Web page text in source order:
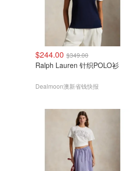
$244.00 $349.00
Ralph Lauren 针织POLO衫
Dealmoon澳新省钱快报